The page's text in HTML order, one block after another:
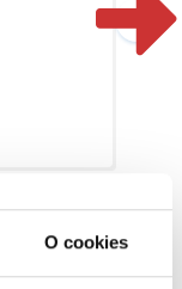
O cookies